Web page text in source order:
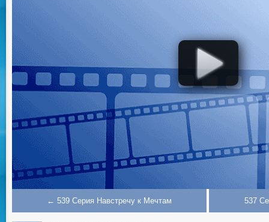
← 539 Серия Навстречу к Мечтам 537